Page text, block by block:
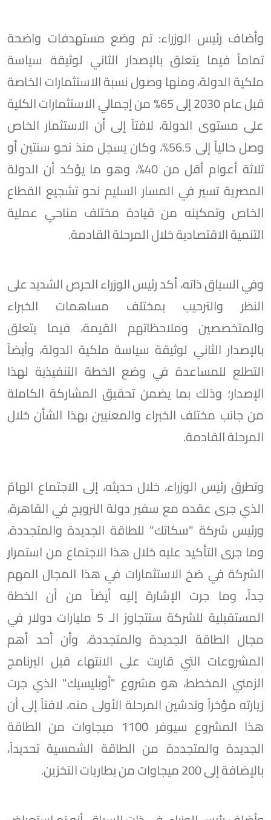
وأضاف رئيس الوزراء: تم وضع مستهدفات واضحة
تماماً فيما يتعلق بالإصدار الثاني لوثيقة سياسة
ملكية الدولة، ومنها وصول نسبة الاستثمارات الخاصة
قبل عام 2030 إلى 65% من إجمالي الاستثمارات الكلية
على مستوى الدولة، لافتاً إلى أن الاستثمار الخاص
وصل حالياً إلى 56.5%، وكان يسجل منذ نحو سنتين أو
ثلاثة أعوام أقل من 40%، وهو ما يؤكد أن الدولة
المصرية تسير في المسار السليم نحو تشجيع القطاع
الخاص وتمكينه من قيادة مختلف مناحي عملية
التنمية الاقتصادية خلال المرحلة القادمة.
وفي السياق ذاته، أكد رئيس الوزراء الحرص الشديد على
النظر والترحيب بمختلف مساهمات الخبراء
والمتخصصين وملاحظاتهم القيمة، فيما يتعلق
بالإصدار الثاني لوثيقة سياسة ملكية الدولة، وأيضاً
التطلع للمساعدة في وضع الخطة التنفيذية لهذا
الإصدار؛ وذلك بما يضمن تحقيق المشاركة الكاملة
من جانب مختلف الخبراء والمعنيين بهذا الشأن خلال
المرحلة القادمة.
وتطرق رئيس الوزراء، خلال حديثه، إلى الاجتماع الهامّ
الذي جرى عقده مع سفير دولة النرويج في القاهرة،
ورئيس شركة "سكاتك" للطاقة الجديدة والمتجددة،
وما جرى التأكيد عليه خلال هذا الاجتماع من استمرار
الشركة في ضخ الاستثمارات في هذا المجال المهم
جداً، وما جرت الإشارة إليه أيضاً من أن الخطة
المستقبلية للشركة ستتجاوز الـ 5 مليارات دولار في
مجال الطاقة الجديدة والمتجددة، وأن أحد أهم
المشروعات التي قاربت على الانتهاء قبل البرنامج
الزمني المخطط، هو مشروع "أوبليسيك" الذي جرت
زيارته مؤخراً وتدشين المرحلة الأولى منه، لافتاً إلى أن
هذا المشروع سيوفر 1100 ميجاوات من الطاقة
الجديدة والمتجددة من الطاقة الشمسية تحديداً،
بالإضافة إلى 200 ميجاوات من بطاريات التخزين.